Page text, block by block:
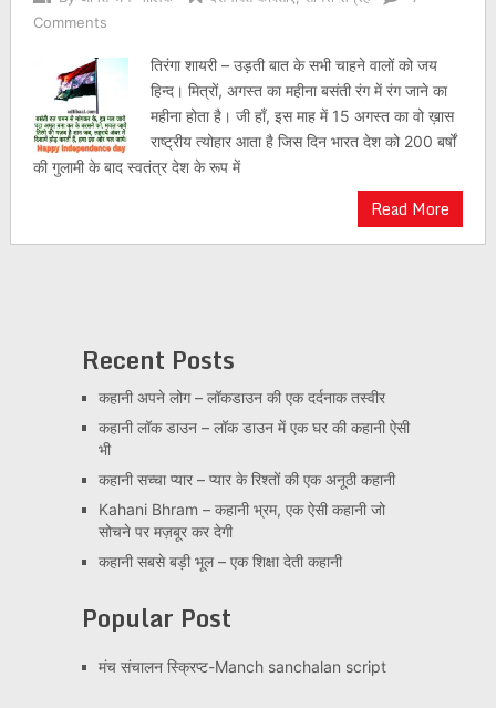
Comments
तिरंगा शायरी – उड़ती बात के सभी चाहने वालों को जय
हिन्द। मित्रों, अगस्त का महीना बसंती रंग में रंग जाने का
महीना होता है। जी हाँ, इस माह में 15 अगस्त का वो ख़ास
राष्ट्रीय त्योहार आता है जिस दिन भारत देश को 200 बर्षों
की गुलामी के बाद स्वतंत्र देश के रूप में
Read More
Recent Posts
कहानी अपने लोग – लॉकडाउन की एक दर्दनाक तस्वीर
कहानी लॉक डाउन – लॉक डाउन में एक घर की कहानी ऐसी
भी
कहानी सच्चा प्यार – प्यार के रिश्तों की एक अनूठी कहानी
Kahani Bhram – कहानी भ्रम, एक ऐसी कहानी जो
सोचने पर मज़बूर कर देगी
कहानी सबसे बड़ी भूल – एक शिक्षा देती कहानी
Popular Post
मंच संचालन स्क्रिप्ट-Manch sanchalan script